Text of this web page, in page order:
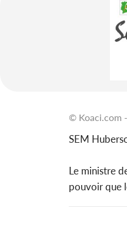
© Koaci.com
SEM
Le ministre
pouvoir que